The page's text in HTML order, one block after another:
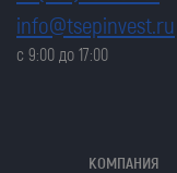
info@tsepinvest.ru
с 9:00 до 17:00
КОМПАНИЯ